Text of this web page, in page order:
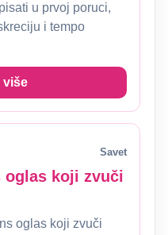
u prvoj poruci,
i tempo
više
Savet
oglas koji zvuči
oglas koji zvuči